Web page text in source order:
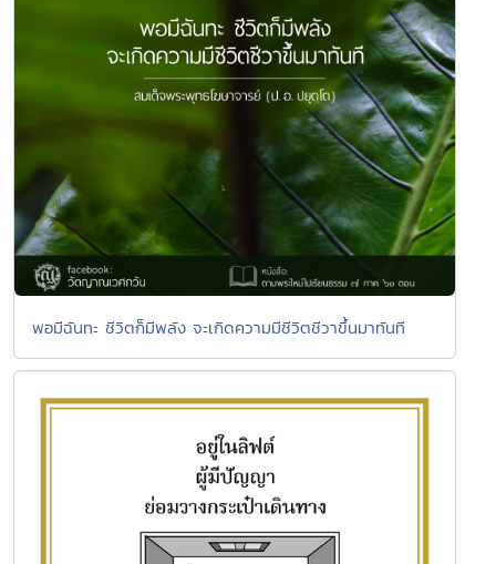
พอมีฉันทะ ชีวิตก็มีพลัง จะเกิดความมีชีวิตชีวาขึ้นมาทันที